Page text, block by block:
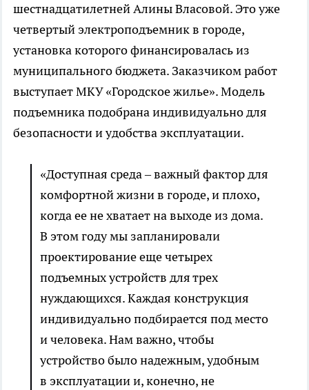
шестнадцатилетней Алины Власовой. Это уже
четвертый электроподъемник в городе,
установка которого финансировалась из
муниципального бюджета. Заказчиком работ
выступает МКУ «Городское жилье». Модель
подъемника подобрана индивидуально для
безопасности и удобства эксплуатации.
«Доступная среда – важный фактор для
комфортной жизни в городе, и плохо,
когда ее не хватает на выходе из дома.
В этом году мы запланировали
проектирование еще четырех
подъемных устройств для трех
нуждающихся. Каждая конструкция
индивидуально подбирается под место
и человека. Нам важно, чтобы
устройство было надежным, удобным
в эксплуатации и, конечно, не